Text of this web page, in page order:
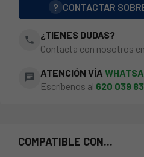
? CONTACTAR
phone
¿TIENES DUDAS?
Contacta con nosotros
chat ATENCIÓN VÍA
Escríbenos al 620 039
COMPATIBLE CON...